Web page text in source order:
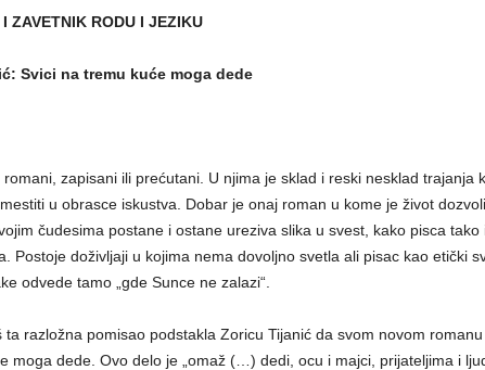
ZAVETNIK RODU I JEZIKU
Svici na tremu kuće moga dede
romani, zapisani ili prećutani. U njima je sklad i reski nesklad trajanja
u obrasce iskustva. Dobar je onaj roman u kome je život
čudesima postane i ostane ureziva slika u svest, kako pisca tako
Postoje doživljaji u kojima nema dovoljno svetla ali pisac kao etički
odvede tamo „gde Sunce ne zalazi“.
ta razložna pomisao podstakla Zoricu Tijanić da svom novom
moga dede. Ovo delo je „omaž (…) dedi, ocu i majci, prijateljima i